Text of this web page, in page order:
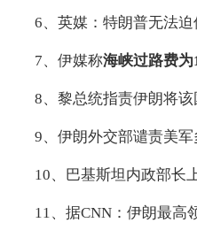
6、英媒：特朗普无法迫
7、伊媒称海峡过路费
8、黎总统指责伊朗将
9、伊朗外交部谴责美
10、巴基斯坦内政部长
11、据CNN：伊朗最高